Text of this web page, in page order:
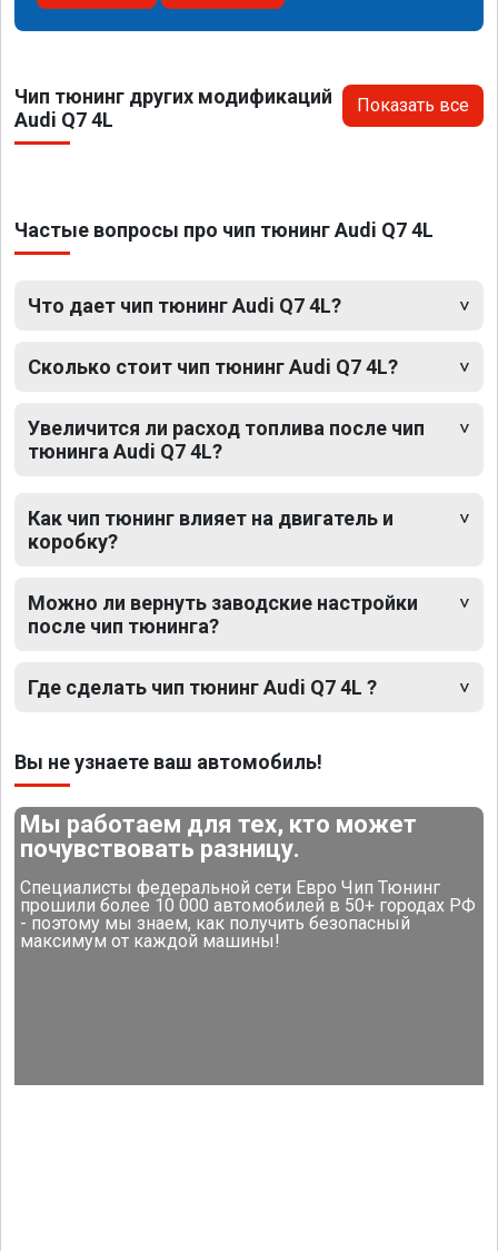
Чип тюнинг других модификаций
Audi Q7 4L
Показать все
Частые вопросы про чип тюнинг Audi Q7 4L
Что дает чип тюнинг Audi Q7 4L?
Сколько стоит чип тюнинг Audi Q7 4L?
Увеличится ли расход топлива после чип
тюнинга Audi Q7 4L?
Как чип тюнинг влияет на двигатель и
коробку?
Можно ли вернуть заводские настройки
после чип тюнинга?
Где сделать чип тюнинг Audi Q7 4L ?
Вы не узнаете ваш автомобиль!
Мы работаем для тех, кто может
почувствовать разницу.
Специалисты федеральной сети Евро Чип Тюнинг
прошили более 10 000 автомобилей в 50+ городах РФ
- поэтому мы знаем, как получить безопасный
максимум от каждой машины!